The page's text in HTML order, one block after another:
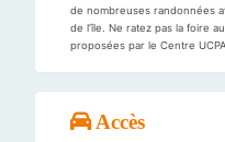
de nombreuses randonnées
de l’île. Ne ratez pas la foire
proposées par le Centre
Accès